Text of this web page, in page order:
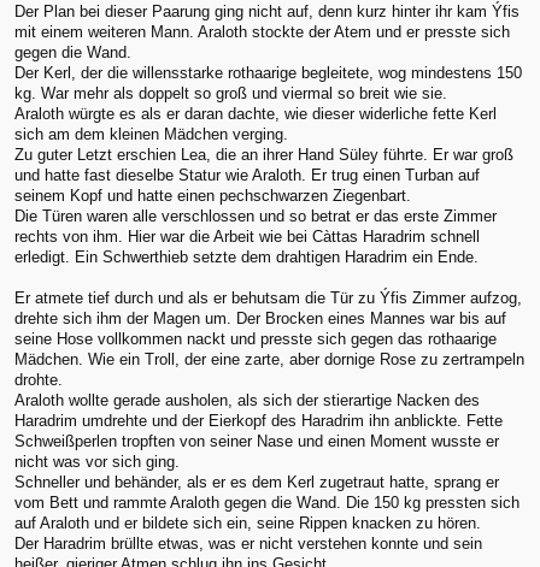
Der Plan bei dieser Paarung ging nicht auf, denn kurz hinter ihr kam Ýfis
mit einem weiteren Mann. Araloth stockte der Atem und er presste sich
gegen die Wand.
Der Kerl, der die willensstarke rothaarige begleitete, wog mindestens 150
kg. War mehr als doppelt so groß und viermal so breit wie sie.
Araloth würgte es als er daran dachte, wie dieser widerliche fette Kerl
sich am dem kleinen Mädchen verging.
Zu guter Letzt erschien Lea, die an ihrer Hand Süley führte. Er war groß
und hatte fast dieselbe Statur wie Araloth. Er trug einen Turban auf
seinem Kopf und hatte einen pechschwarzen Ziegenbart.
Die Türen waren alle verschlossen und so betrat er das erste Zimmer
rechts von ihm. Hier war die Arbeit wie bei Càttas Haradrim schnell
erledigt. Ein Schwerthieb setzte dem drahtigen Haradrim ein Ende.
Er atmete tief durch und als er behutsam die Tür zu Ýfis Zimmer aufzog,
drehte sich ihm der Magen um. Der Brocken eines Mannes war bis auf
seine Hose vollkommen nackt und presste sich gegen das rothaarige
Mädchen. Wie ein Troll, der eine zarte, aber dornige Rose zu zertrampeln
drohte.
Araloth wollte gerade ausholen, als sich der stierartige Nacken des
Haradrim umdrehte und der Eierkopf des Haradrim ihn anblickte. Fette
Schweißperlen tropften von seiner Nase und einen Moment wusste er
nicht was vor sich ging.
Schneller und behänder, als er es dem Kerl zugetraut hatte, sprang er
vom Bett und rammte Araloth gegen die Wand. Die 150 kg pressten sich
auf Araloth und er bildete sich ein, seine Rippen knacken zu hören.
Der Haradrim brüllte etwas, was er nicht verstehen konnte und sein